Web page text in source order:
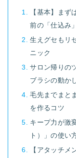
【基本】まず
前の「仕込み」
生えグセもリ
ニック
サロン帰りの
ブラシの動か
毛先までまと
を作るコツ
キープ力が激
ト）」の使い
【アタッチメ